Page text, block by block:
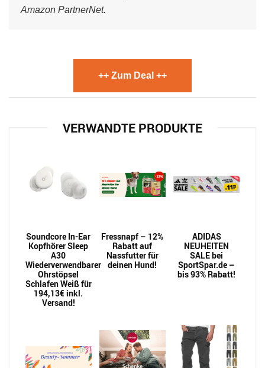
Amazon PartnerNet.
++ Zum Deal ++
VERWANDTE PRODUKTE
Soundcore In-Ear
Kopfhörer Sleep
A30
Wiederverwendbarer
Ohrstöpsel
Schlafen Weiß für
194,13€ inkl.
Versand!
Fressnapf – 12%
Rabatt auf
Nassfutter für
deinen Hund!
ADIDAS
NEUHEITEN
SALE bei
SportSpar.de –
bis 93% Rabatt!